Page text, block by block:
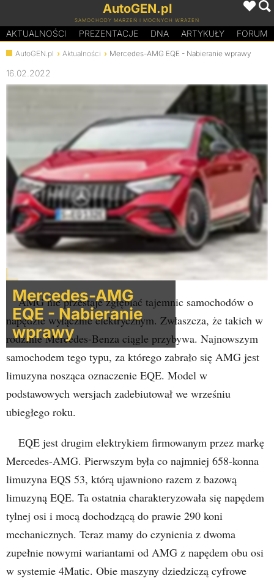
AutoGEN.pl
SAMOCHODY MARZEŃ I MOCNYCH WRAŻEŃ
AKTUALNOŚCI PREZENTACJE DNA ARTYKUŁY FORUM
AutoGEN.pl Aktualności Mercedes-AMG EQE - Nabieranie wprawy
16.02.2022
Mercedes-AMG
EQE - Nabieranie
wprawy
AMG nie przestaje zgłębiać tajemnic samochodów o
napędzie wyłącznie elektrycznym. Zwłaszcza, że takich w
rodzinie Mercedes-Benza ciągle przybywa. Najnowszym
samochodem tego typu, za którego zabrało się AMG jest
limuzyna nosząca oznaczenie EQE. Model w
podstawowych wersjach zadebiutował we wrześniu
ubiegłego roku.
EQE jest drugim elektrykiem firmowanym przez markę
Mercedes-AMG. Pierwszym była co najmniej 658-konna
limuzyna EQS 53, którą ujawniono razem z bazową
limuzyną EQE. Ta ostatnia charakteryzowała się napędem
tylnej osi i mocą dochodzącą do prawie 290 koni
mechanicznych. Teraz mamy do czynienia z dwoma
zupełnie nowymi wariantami od AMG z napędem obu osi
w systemie 4Matic. Obie maszyny dziedziczą cyfrowe